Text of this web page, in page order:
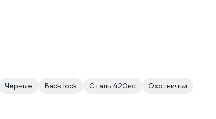
Черные Back lock Сталь 420нс
Охотничьи